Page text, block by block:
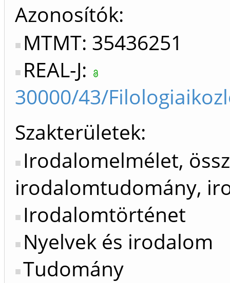
Azonosítók
MTMT: 35436251
REAL-J:
30000/43/
Szakterületek:
Irodalomelmélet,
irodalomtudomány,
Irodalomtörténet
Nyelvek és irodalom
Tudomány